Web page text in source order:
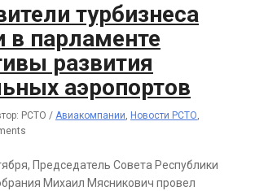
турбизнеса
в парламенте
развития
аэропортов
РСТО / Авиакомпании, Новости РСТО,
Председатель Совета Республики
Михаил Мясникович провел